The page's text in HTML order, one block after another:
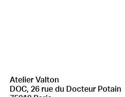
Atelier Valton
DOC, 26 rue du Docteur Potain